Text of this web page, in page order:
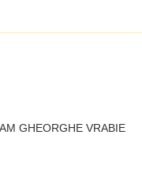
GHEORGHE VRABIE